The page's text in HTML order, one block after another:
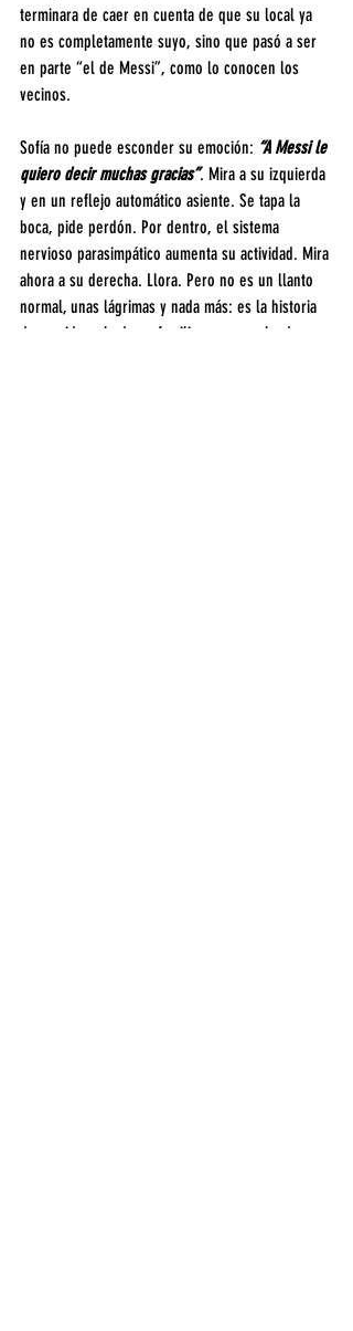
terminara de caer en cuenta de que su local ya
no es completamente suyo, sino que pasó a ser
en parte “el de Messi”, como lo conocen los
vecinos.
Sofía no puede esconder su emoción: “A Messi le
quiero decir muchas gracias”. Mira a su izquierda
y en un reflejo automático asiente. Se tapa la
boca, pide perdón. Por dentro, el sistema
nervioso parasimpático aumenta su actividad. Mira
ahora a su derecha. Llora. Pero no es un llanto
normal, unas lágrimas y nada más: es la historia
de su vida -y la de su familia y sus empleados-